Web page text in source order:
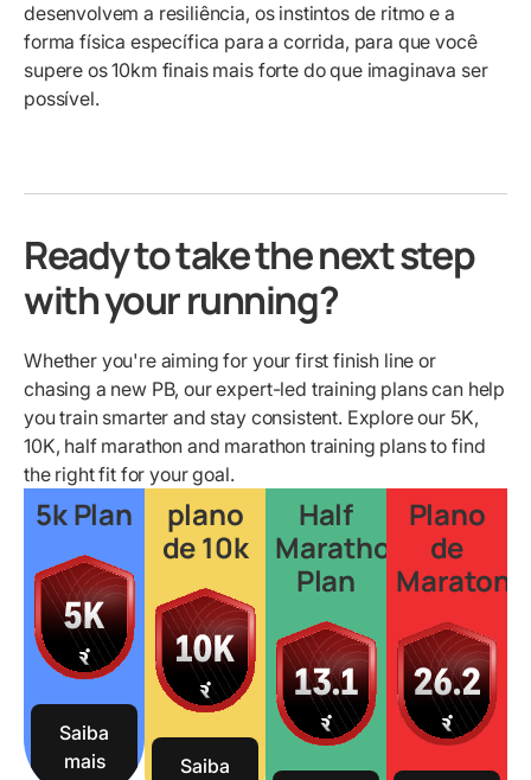
desenvolvem a resiliência, os instintos de ritmo e a
forma física específica para a corrida, para que você
supere os 10km finais mais forte do que imaginava ser
possível.
Ready to take the next step
with your running?
Whether you're aiming for your first finish line or
chasing a new PB, our expert-led training plans can help
you train smarter and stay consistent. Explore our 5K,
10K, half marathon and marathon training plans to find
the right fit for your goal.
5k Plan
Saiba
mais
plano
de 10k
Saiba
Half
Marathon
Plan
Plano
de
Maratona